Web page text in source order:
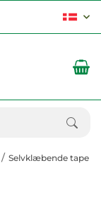
Selvklæbende tape